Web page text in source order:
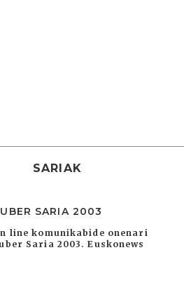
SARIAK
SARIA 2003
line komunikabide onenari
Saria 2003. Euskonews